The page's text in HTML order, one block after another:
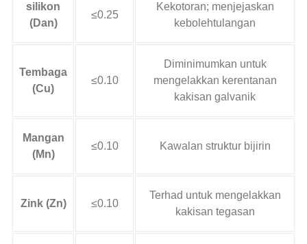
silikon
(Dan)
≤0.25
Kekotoran; menjejaskan
kebolehtulangan
Tembaga
(Cu)
≤0.10
Diminimumkan untuk
mengelakkan kerentanan
kakisan galvanik
Mangan
(Mn)
≤0.10 Kawalan struktur bijirin
Zink (Zn) ≤0.10
Terhad untuk mengelakkan
kakisan tegasan